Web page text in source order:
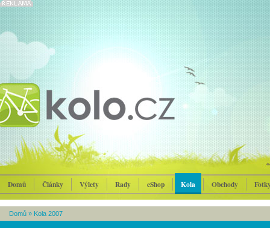
Domů Články Výlety Rady eShop Kola Obchody
Domů » Kola 2007